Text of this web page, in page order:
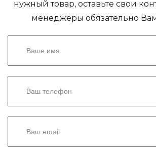
нужный товар, оставьте свои
менеджеры обязательно